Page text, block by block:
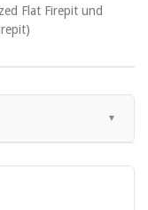
Flat Firepit und